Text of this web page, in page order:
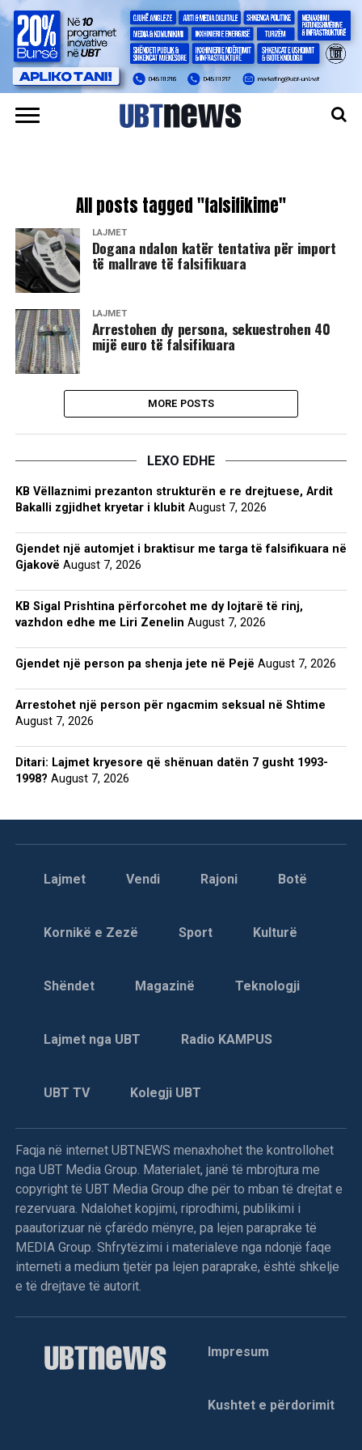
All posts tagged "falsifikime"
LAJMET
​Dogana ndalon katër tentativa për import
të mallrave të falsifikuara
LAJMET
Arrestohen dy persona, sekuestrohen 40
mijë euro të falsifikuara
MORE POSTS
LEXO EDHE
KB Vëllaznimi prezanton strukturën e re drejtuese, Ardit
Bakalli zgjidhet kryetar i klubit August 7, 2026
Gjendet një automjet i braktisur me targa të falsifikuara në
Gjakovë August 7, 2026
KB Sigal Prishtina përforcohet me dy lojtarë të rinj,
vazhdon edhe me Liri Zenelin August 7, 2026
Gjendet një person pa shenja jete në Pejë August 7, 2026
Arrestohet një person për ngacmim seksual në Shtime
August 7, 2026
Ditari: Lajmet kryesore që shënuan datën 7 gusht 1993-
1998? August 7, 2026
Lajmet Vendi Rajoni Botë
Kornikë e Zezë Sport Kulturë
Shëndet Magazinë Teknologji
Lajmet nga UBT Radio KAMPUS
UBT TV Kolegji UBT
Faqja në internet UBTNEWS menaxhohet the kontrollohet
nga UBT Media Group. Materialet, janë të mbrojtura me
copyright të UBT Media Group dhe për to mban të drejtat e
rezervuara. Ndalohet kopjimi, riprodhimi, publikimi i
paautorizuar në çfarëdo mënyre, pa lejen paraprake të
MEDIA Group. Shfrytëzimi i materialeve nga ndonjë faqe
interneti a medium tjetër pa lejen paraprake, është shkelje
e të drejtave të autorit.
Impresum
Kushtet e përdorimit